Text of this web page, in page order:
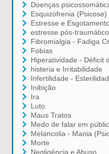
Doenças
Esquizofrenia (Psicose)
Estresse e
estresse pós-traumático
Fibromialgia - Fadiga
Fobias
Hiperatividade - Déficit
histeria e Irritabilidade
Infertilidade -
Inibição
Ira
Luto
Maus Tratos
Medo de falar em
Melancolia - Mania
Morte
Negligência e Abuso